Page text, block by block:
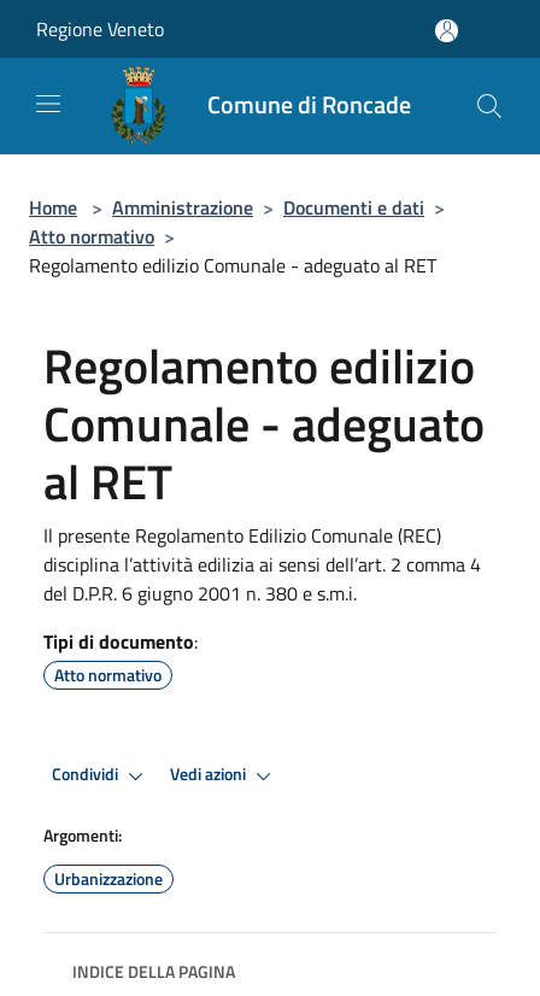
Regione Veneto
Comune di Roncade
Home > Amministrazione > Documenti e dati >
Atto normativo >
Regolamento edilizio Comunale - adeguato al RET
Regolamento edilizio
Comunale - adeguato
al RET
Il presente Regolamento Edilizio Comunale (REC)
disciplina l’attività edilizia ai sensi dell’art. 2 comma 4
del D.P.R. 6 giugno 2001 n. 380 e s.m.i.
Tipi di documento:
Atto normativo
Condividi Vedi azioni
Argomenti:
Urbanizzazione
INDICE DELLA PAGINA